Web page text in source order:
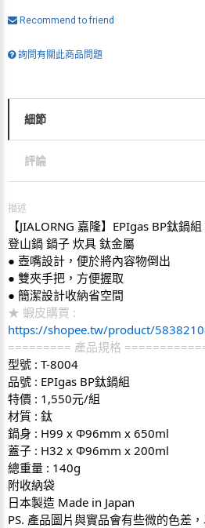
Recommend to friend
詢問有關此商品問題
細節
評論
描述
【JIALORNG 嘉隆】EPIgas BP鈦鍋
登山鍋 鍋子 炊具 鈦金屬
● 壺嘴設計，便於將內容物倒出
● 雙夾手把，方便握取
● 簡潔設計收納省空間
https://shopee.tw/product/
========= 產品規格
型號 : T-8004
品號 : EPIgas BP鈦鍋組
特價 : 1,550元/組
材質 : 鈦
鍋身 : H99 x Φ96mm x 650ml
蓋子 : H32 x Φ96mm x 200ml
總重量 : 140g
附收納袋
日本製造 Made in Japan
PS. 產品圖片與實品會有些微的色差